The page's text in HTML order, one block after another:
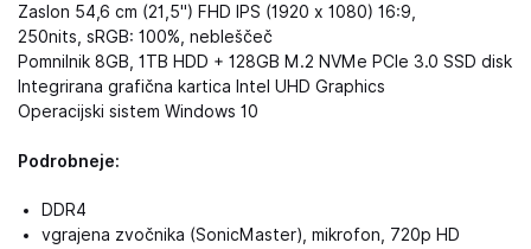
Zaslon 54,6 cm (21,5") FHD IPS (1920 x 1080) 16:9,
250nits, sRGB: 100%, nebleščeč
Pomnilnik 8GB, 1TB HDD + 128GB M.2 NVMe PCIe 3.0 SSD disk
Integrirana grafična kartica Intel UHD Graphics
Operacijski sistem Windows 10
Podrobneje:
DDR4
vgrajena zvočnika (SonicMaster), mikrofon, 720p HD